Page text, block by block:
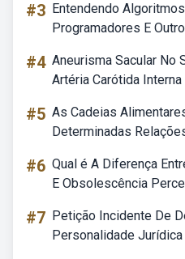
#3 Entendendo
Programadores E
#4 Aneurisma Sacular No
Artéria Carótida
#5 As Cadeias
Determinadas
#6 Qual é A Diferença
E Obsolescência
#7 Petição Incidente De
Personalidade